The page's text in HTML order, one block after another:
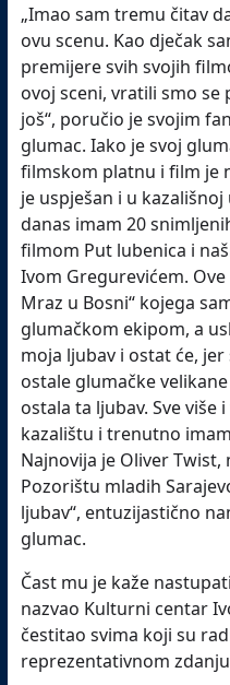
„Imao sam tremu čitav
ovu scenu. Kao dječak
premijere svih svojih
ovoj sceni, vratili smo se
još“, poručio je svojim
glumac. Iako je svoj
filmskom platnu i film je
je uspješan i u
danas imam 20
filmom Put lubenica i
Ivom Gregurevićem.
Mraz u Bosni“ kojega
glumačkom ekipom, a
moja ljubav i ostat će,
ostale glumačke
ostala ta ljubav. Sve više
kazalištu i trenutno
Najnovija je Oliver
Pozorištu mladih
ljubav“, entuzijastično
glumac.
Čast mu je kaže
nazvao Kulturni centar
čestitao svima koji su
reprezentativnom